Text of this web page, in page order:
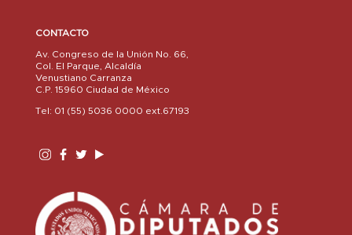
CONTACTO
Av. Congreso de la Unión No. 66,
Col. El Parque, Alcaldía
Venustiano Carranza
C.P. 15960 Ciudad de México
Tel: 01 (55) 5036 0000 ext.67193